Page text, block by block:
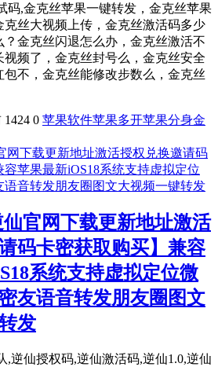
码,金克丝苹果一键转发，金克丝苹果
克丝大视频上传，金克丝激活码多少
？金克丝闪退怎么办，金克丝激活不
视频了，金克丝封号么，金克丝安全
包不，金克丝能修改步数么，金克丝
1424 0 苹果软件苹果多开苹果分身金
仙官网下载更新地址激活
码卡密获取购买】兼容
系统支持虚拟定位微
友语音转发朋友圈图文
发
,逆仙授权码,逆仙激活码,逆仙1.0,逆仙